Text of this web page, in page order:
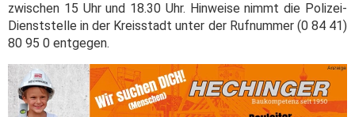
zwischen 15 Uhr und 18.30 Uhr. Hinweise nimmt die Polizei-
Dienststelle in der Kreisstadt unter der Rufnummer (0 84 41)
80 95 0 entgegen.